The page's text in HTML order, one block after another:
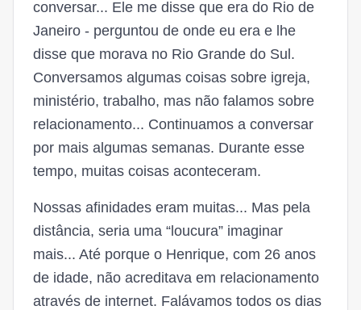
conversar... Ele me disse que era do Rio de
Janeiro - perguntou de onde eu era e lhe
disse que morava no Rio Grande do Sul.
Conversamos algumas coisas sobre igreja,
ministério, trabalho, mas não falamos sobre
relacionamento... Continuamos a conversar
por mais algumas semanas. Durante esse
tempo, muitas coisas aconteceram.
Nossas afinidades eram muitas... Mas pela
distância, seria uma “loucura” imaginar
mais... Até porque o Henrique, com 26 anos
de idade, não acreditava em relacionamento
através de internet. Falávamos todos os dias